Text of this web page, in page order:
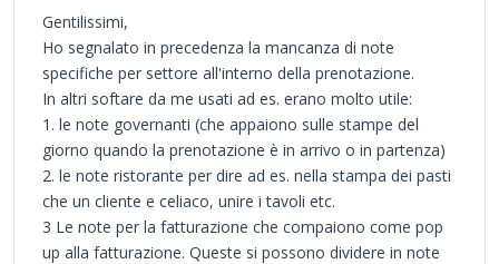
Gentilissimi,
Ho segnalato in precedenza la mancanza di note
specifiche per settore all'interno della prenotazione.
In altri softare da me usati ad es. erano molto utile:
1. le note governanti (che appaiono sulle stampe del
giorno quando la prenotazione è in arrivo o in partenza)
2. le note ristorante per dire ad es. nella stampa dei pasti
che un cliente e celiaco, unire i tavoli etc.
3 Le note per la fatturazione che compaiono come pop
up alla fatturazione. Queste si possono dividere in note